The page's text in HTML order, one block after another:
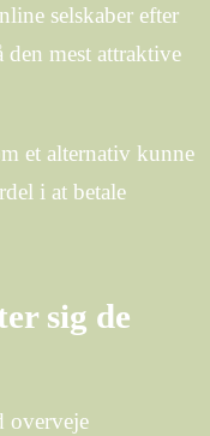
selskaber efter
mest attraktive
et alternativ kunne
i at betale
sig de
overveje